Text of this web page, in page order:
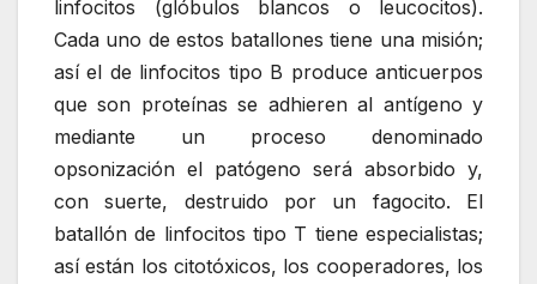
linfocitos (glóbulos blancos o leucocitos).
Cada uno de estos batallones tiene una misión;
así el de linfocitos tipo B produce anticuerpos
que son proteínas se adhieren al antígeno y
mediante un proceso denominado
opsonización el patógeno será absorbido y,
con suerte, destruido por un fagocito. El
batallón de linfocitos tipo T tiene especialistas;
así están los citotóxicos, los cooperadores, los